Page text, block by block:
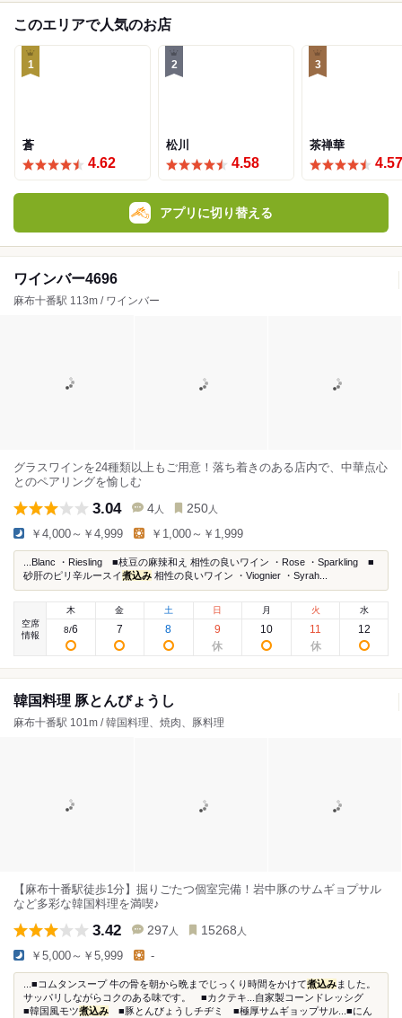
このエリアで人気のお店
1
蒼
4.62
2
松川
4.58
3
茶禅華
4.57
アプリに切り替える
ワインバー4696
麻布十番駅 113m / ワインバー
グラスワインを24種類以上もご用意！落ち着きのある店内で、中華点心
とのペアリングを愉しむ
3.04 4 人 250 人
￥4,000～￥4,999 ￥1,000～￥1,999
...Blanc ・Riesling ■枝豆の麻辣和え 相性の良いワイン ・Rose ・Sparkling ■
砂肝のピリ辛ルースイ煮込み 相性の良いワイン ・Viognier ・Syrah...
空席
情報
木
8/6
金
7
土
8
日
9
月
10
火
11
水
12
韓国料理 豚とんびょうし
麻布十番駅 101m / 韓国料理、焼肉、豚料理
【麻布十番駅徒歩1分】掘りごたつ個室完備！岩中豚のサムギョプサル
など多彩な韓国料理を満喫♪
3.42 297 人 15268 人
￥5,000～￥5,999 -
...■コムタンスープ 牛の骨を朝から晩までじっくり時間をかけて煮込みました。
サッパリしながらコクのある味です。 ■カクテキ...自家製コーンドレッシグ
■韓国風モツ煮込み ■豚とんびょうしチヂミ ■極厚サムギョップサル...■にん